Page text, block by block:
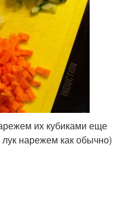
их кубиками еще
нарежем как обычно)